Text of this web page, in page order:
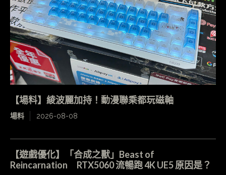
【場料】綾波麗加持！動漫聯乘都玩磁軸
場料 2026-08-08
【遊戲優化】「合成之獸」Beast of
Reincarnation RTX5060 流暢跑 4K UE5 原因是？